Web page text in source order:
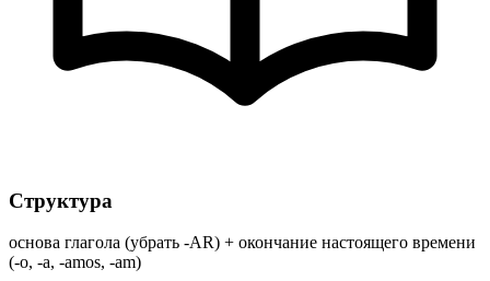
Структура
основа глагола (убрать -AR) + окончание настоящего времени
(-o, -a, -amos, -am)